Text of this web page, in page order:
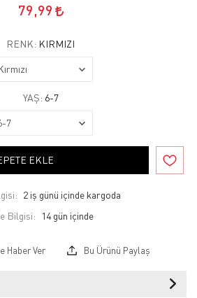
79,99
RENK: KIRMIZI
YAŞ: 6-7
EKLE
2 iş günü içinde kargoda
Bilgisi:
Haber Ver Bu Ürünü Paylaş